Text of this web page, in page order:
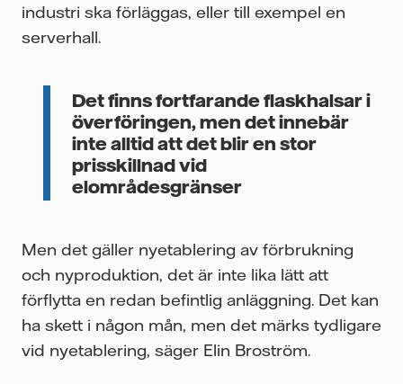
industri ska förläggas, eller till exempel en
serverhall.
Det finns fortfarande flaskhalsar i
överföringen, men det innebär
inte alltid att det blir en stor
prisskillnad vid
elområdesgränser
Men det gäller nyetablering av förbrukning
och nyproduktion, det är inte lika lätt att
förflytta en redan befintlig anläggning. Det kan
ha skett i någon mån, men det märks tydligare
vid nyetablering, säger Elin Broström.